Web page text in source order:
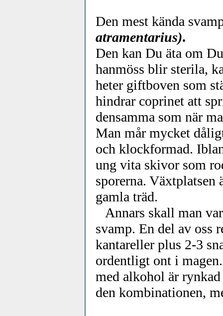
Den mest kända
atramentarius).
Den kan Du äta om
hanmöss blir sterila,
heter giftboven som
hindrar coprinet att
densamma som när
Man mår mycket
och klockformad.
ung vita skivor som
sporerna. Växtplatsen
gamla träd.
Annars skall man
svamp. En del av oss
kantareller plus 2-3
ordentligt ont i
med alkohol är
den kombinationen,